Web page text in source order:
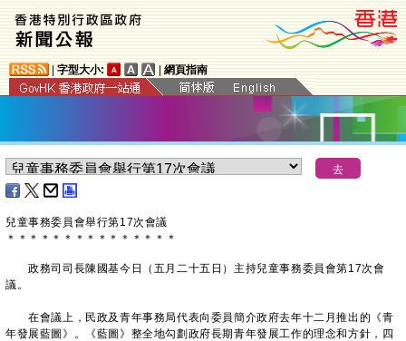
字型大小: 網頁指南
兒童事務委員會舉行第17次會議
＊ ＊ ＊ ＊ ＊ ＊ ＊ ＊ ＊ ＊ ＊ ＊ ＊ ＊ ＊
政務司司長陳國基今日（五月二十五日）主持兒童事務委員會第17次會
議。
在會議上，民政及青年事務局代表向委員簡介政府去年十二月推出的《青
年發展藍圖》。《藍圖》整全地勾劃政府長期青年發展工作的理念和方針，四